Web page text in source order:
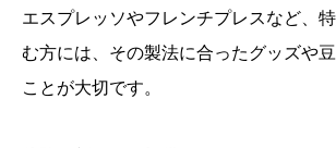
エスプレッソやフレンチプレスなど、
む方には、その製法に合ったグッズや
ことが大切です。